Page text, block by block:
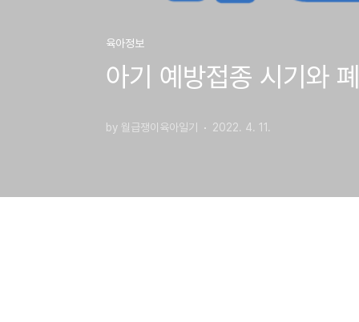
육아정보
아기 예방접종 시기와
by 월급쟁이육아일기 2022. 4. 11.